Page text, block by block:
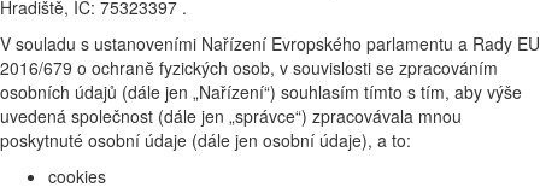
Hradiště, IČ: 75323397 .
V souladu s ustanoveními Nařízení Evropského parlamentu a Rady EU
2016/679 o ochraně fyzických osob, v souvislosti se zpracováním
osobních údajů (dále jen „Nařízení“) souhlasím tímto s tím, aby výše
uvedená společnost (dále jen „správce“) zpracovávala mnou
poskytnuté osobní údaje (dále jen osobní údaje), a to:
cookies